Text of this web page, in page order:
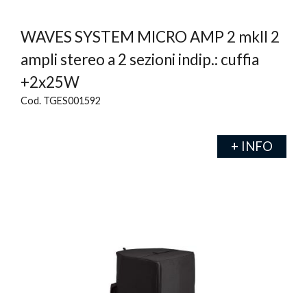
WAVES SYSTEM MICRO AMP 2 mkII 2
ampli stereo a 2 sezioni indip.: cuffia
+2x25W
Cod. TGES001592
+ INFO